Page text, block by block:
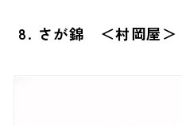
8. さが錦 ＜村岡屋＞